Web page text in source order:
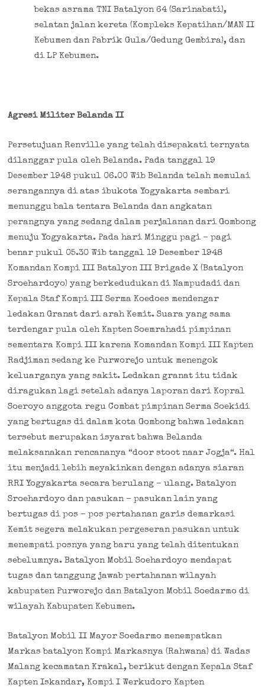
bekas asrama TNI Batalyon 64 (Sarinabati),
selatan jalan kereta (Kompleks Kepatihan/MAN II
Kebumen dan Pabrik Gula/Gedung Gembira), dan
di LP Kebumen.
Agresi Militer Belanda II
Persetujuan Renville yang telah disepakati ternyata
dilanggar pula oleh Belanda. Pada tanggal 19
Desember 1948 pukul 06.00 Wib Belanda telah memulai
serangannya di atas ibukota Yogyakarta sembari
menunggu bala tentara Belanda dan angkatan
perangnya yang sedang dalam perjalanan dari Gombong
menuju Yogyakarta. Pada hari Minggu pagi – pagi
benar pukul 05.30 Wib tanggal 19 Desember 1948
Komandan Kompi III Batalyon III Brigade X (Batalyon
Sroehardoyo) yang berkedudukan di Nampudadi dan
Kepala Staf Kompi III Serma Koedoes mendengar
ledakan Granat dari arah Kemit. Suara yang sama
terdengar pula oleh Kapten Soemrahadi pimpinan
sementara Kompi III karena Komandan Kompi III Kapten
Radjiman sedang ke Purworejo untuk menengok
keluarganya yang sakit. Ledakan granat itu tidak
diragukan lagi setelah adanya laporan dari Kopral
Soeroyo anggota regu Combat pimpinan Serma Soekidi
yang bertugas di dalam kota Gombong bahwa ledakan
tersebut merupakan isyarat bahwa Belanda
melaksanakan rencananya “door stoot naar Jogja“. Hal
itu menjadi lebih meyakinkan dengan adanya siaran
RRI Yogyakarta secara berulang – ulang. Batalyon
Sroehardoyo dan pasukan – pasukan lain yang
bertugas di pos – pos pertahanan garis demarkasi
Kemit segera melakukan pergeseran pasukan untuk
menempati posnya yang baru yang telah ditentukan
sebelumnya. Batalyon Mobil Soehardoyo mendapat
tugas dan tanggung jawab pertahanan wilayah
kabupaten Purworejo dan Batalyon Mobil Soedarmo di
wilayah Kabupaten Kebumen.
Batalyon Mobil II Mayor Soedarmo menempatkan
Markas batalyon Kompi Markasnya (Rahwana) di Wadas
Malang kecamatan Krakal, berikut dengan Kepala Staf
Kapten Iskandar, Kompi I Werkudoro Kapten